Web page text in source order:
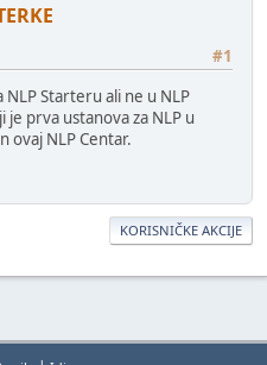
#1
NLP Starteru ali ne u NLP
prva ustanova za NLP u
ovaj NLP Centar.
KORISNIČKE AKCIJE